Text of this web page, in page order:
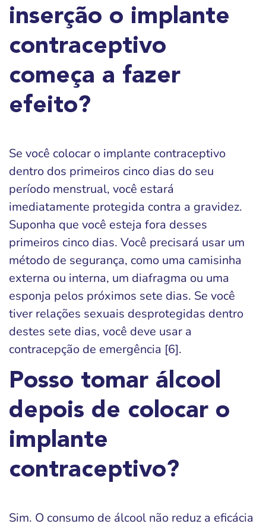
inserção o implante
contraceptivo
começa a fazer
efeito?
Se você colocar o implante contraceptivo
dentro dos primeiros cinco dias do seu
período menstrual, você estará
imediatamente protegida contra a gravidez.
Suponha que você esteja fora desses
primeiros cinco dias. Você precisará usar um
método de segurança, como uma camisinha
externa ou interna, um diafragma ou uma
esponja pelos próximos sete dias. Se você
tiver relações sexuais desprotegidas dentro
destes sete dias, você deve usar a
contracepção de emergência [6].
Posso tomar álcool
depois de colocar o
implante
contraceptivo?
Sim. O consumo de álcool não reduz a eficácia